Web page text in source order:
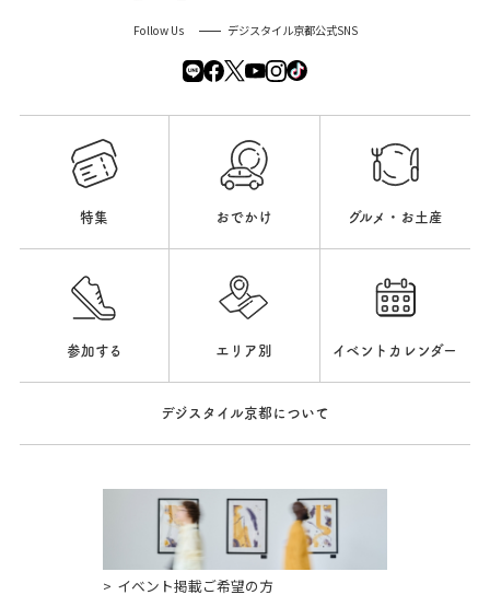
Follow Us デジスタイル京都公式SNS
特集 おでかけ グルメ・お土産
参加する エリア別 イベントカレンダー
デジスタイル京都について
イベント掲載ご希望の方